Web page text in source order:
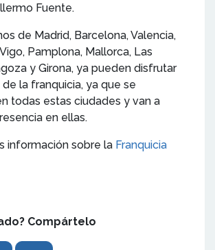
Fuente.
de Madrid, Barcelona, Valencia,
Pamplona, Mallorca, Las
y Girona, ya pueden disfrutar
la franquicia, ya que se
todas estas ciudades y van a
en ellas.
información sobre la Franquicia
Compártelo